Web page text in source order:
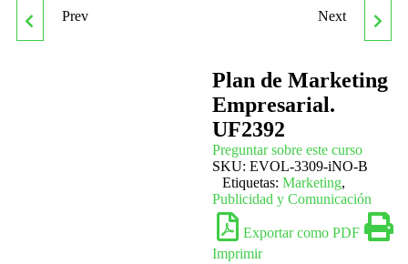
UF2390 OPERACIONES
Prev UF2416 UTILIZACIÓN DE
MOVILIDAD EN
DESPLAZAMIENTOS
INTERNOS POR EL
CENTRO EDUCATIVO
Next
Plan de Marketing
Empresarial.
UF2392
Preguntar sobre este curso
SKU: EVOL-3309-iNO-B
Etiquetas: Marketing,
Publicidad y Comunicación
Exportar como PDF
Imprimir